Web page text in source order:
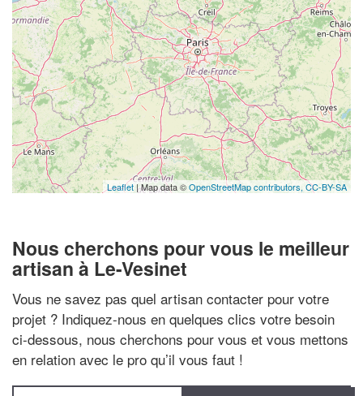
Leaflet| Map data ©OpenStreetMap contributors, CC-BY-SA
Nous cherchons pour vous le meilleur
artisan à Le-Vesinet
Vous ne savez pas quel artisan contacter pour votre
projet ? Indiquez-nous en quelques clics votre besoin
ci-dessous, nous cherchons pour vous et vous mettons
en relation avec le pro qu’il vous faut !